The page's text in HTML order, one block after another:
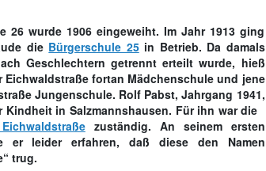
26 wurde 1906 eingeweiht. Im Jahr 1913 ging
die Bürgerschule 25in Betrieb. Da damals
Geschlechtern getrennt erteilt wurde, hieß
Eichwaldstraße fortan Mädchenschule und jene
Jungenschule. Rolf Pabst, Jahrgang 1941,
Kindheit in Salzmannshausen. Für ihn war die
zuständig. An seinem ersten
er leider erfahren, daß diese den Namen
trug.